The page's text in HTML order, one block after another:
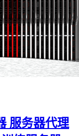
服务器代理